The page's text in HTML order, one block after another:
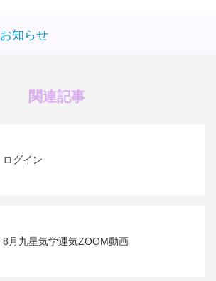
お知らせ
関連記事
ログイン
8月九星気学運気ZOOM動画